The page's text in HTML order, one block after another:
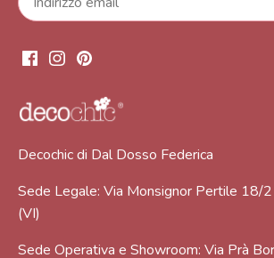
Decochic di Dal Dosso Federica
Sede Legale: Via Monsignor Pertile 18/
(VI)
Sede Operativa e Showroom: Via Prà